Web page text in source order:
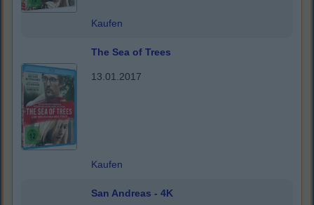
Kaufen
The Sea of Trees
13.01.2017
Kaufen
San Andreas - 4K